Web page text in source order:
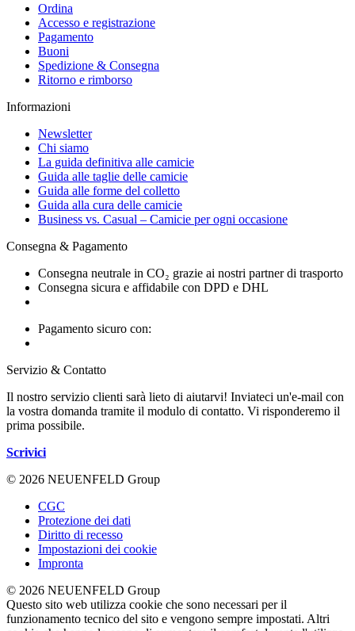
Ordina
Accesso e registrazione
Pagamento
Buoni
Spedizione & Consegna
Ritorno e rimborso
Informazioni
Newsletter
Chi siamo
La guida definitiva alle camicie
Guida alle taglie delle camicie
Guida alle forme del colletto
Guida alla cura delle camicie
Business vs. Casual – Camicie per ogni occasione
Consegna & Pagamento
Consegna neutrale in CO₂ grazie ai nostri partner di trasporto
Consegna sicura e affidabile con DPD e DHL
Pagamento sicuro con:
Servizio & Contatto
Il nostro servizio clienti sarà lieto di aiutarvi! Inviateci un'e-mail con
la vostra domanda tramite il modulo di contatto. Vi risponderemo il
prima possibile.
Scrivici
© 2026 NEUENFELD Group
CGC
Protezione dei dati
Diritto di recesso
Impostazioni dei cookie
Impronta
© 2026 NEUENFELD Group
Questo sito web utilizza cookie che sono necessari per il
funzionamento tecnico del sito e vengono sempre impostati. Altri